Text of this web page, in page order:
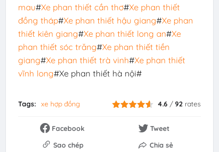
mau#Xe phan thiết cần thơ#Xe phan thiết
đồng tháp#Xe phan thiết hậu giang#Xe phan
thiết kiên giang#Xe phan thiết long an#Xe
phan thiết sóc trăng#Xe phan thiết tiền
giang#Xe phan thiết trà vinh#Xe phan thiết
vĩnh long#Xe phan thiết hà nội#
Tags: xe hợp đồng 4.6 /92 rates
Facebook
Tweet
Sao chép
Chia sẻ